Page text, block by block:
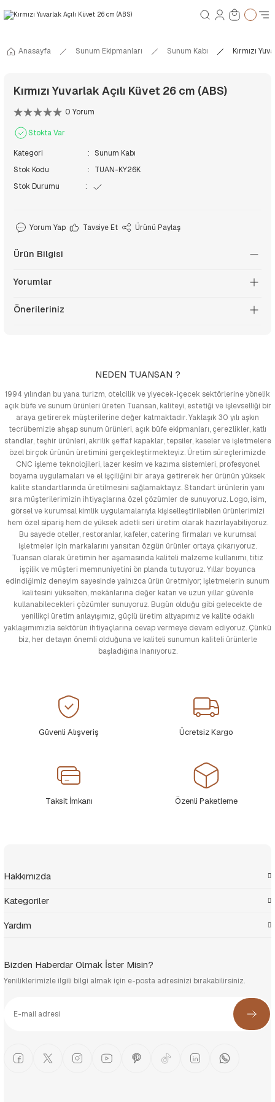
Anasayfa Sunum Ekipmanları Sunum Kabı Kırmızı
Kırmızı Yuvarlak Açılı Küvet 26 cm (ABS)
0 Yorum
Stokta Var
Kategori
Sunum Kabı
Stok Kodu
TUAN-KY26K
Stok Durumu
Yorum Yap Tavsiye Et Ürünü Paylaş
Ürün Bilgisi
Yorumlar
Önerileriniz
NEDEN TUANSAN ?
1994 yılından bu yana turizm, otelcilik ve yiyecek-içecek sektörlerine yönelik
açık büfe ve sunum ürünleri üreten Tuansan, kaliteyi, estetiği ve işlevselliği bir
araya getirerek müşterilerine değer katmaktadır. Yaklaşık 30 yılı aşkın
tecrübemizle ahşap sunum ürünleri, açık büfe ekipmanları, çerezlikler, katlı
standlar, teşhir ürünleri, akrilik şeffaf kapaklar, tepsiler, kaseler ve işletmelere
özel birçok ürünün üretimini gerçekleştirmekteyiz. Üretim süreçlerimizde
CNC işleme teknolojileri, lazer kesim ve kazıma sistemleri, profesyonel
boyama uygulamaları ve el işçiliğini bir araya getirerek her ürünün yüksek
kalite standartlarında üretilmesini sağlamaktayız. Standart ürünlerin yanı
sıra müşterilerimizin ihtiyaçlarına özel çözümler de sunuyoruz. Logo, isim,
görsel ve kurumsal kimlik uygulamalarıyla kişiselleştirilebilen ürünlerimizi
hem özel sipariş hem de yüksek adetli seri üretim olarak hazırlayabiliyoruz.
Bu sayede oteller, restoranlar, kafeler, catering firmaları ve kurumsal
işletmeler için markalarını yansıtan özgün ürünler ortaya çıkarıyoruz.
Tuansan olarak üretimin her aşamasında kaliteli malzeme kullanımı, titiz
işçilik ve müşteri memnuniyetini ön planda tutuyoruz. Yıllar boyunca
edindiğimiz deneyim sayesinde yalnızca ürün üretmiyor; işletmelerin sunum
kalitesini yükselten, mekânlarına değer katan ve uzun yıllar güvenle
kullanabilecekleri çözümler sunuyoruz. Bugün olduğu gibi gelecekte de
yenilikçi üretim anlayışımız, güçlü üretim altyapımız ve kalite odaklı
yaklaşımımızla sektörün ihtiyaçlarına cevap vermeye devam ediyoruz. Çünkü
biz, her detayın önemli olduğuna ve kaliteli sunumun kaliteli ürünlerle
başladığına inanıyoruz.
Güvenli Alışveriş Ücretsiz Kargo
Taksit İmkanı Özenli Paketleme
Hakkımızda
Kategoriler
Yardım
Bizden Haberdar Olmak İster Misin?
Yeniliklerimizle ilgili bilgi almak için e-posta adresinizi bırakabilirsiniz.